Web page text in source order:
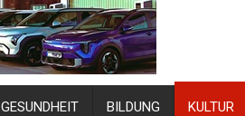
GESUNDHEIT BILDUNG KULTUR